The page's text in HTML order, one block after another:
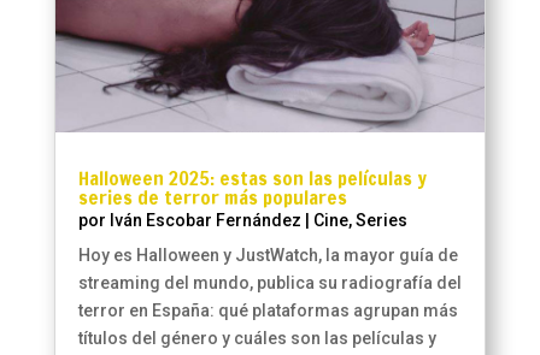
Halloween 2025: estas son las películas y
series de terror más populares
por Iván Escobar Fernández Cine,Series
Hoy es Halloween y JustWatch, la mayor guía de
streaming del mundo, publica su radiografía del
terror en España: qué plataformas agrupan más
títulos del género y cuáles son las películas y